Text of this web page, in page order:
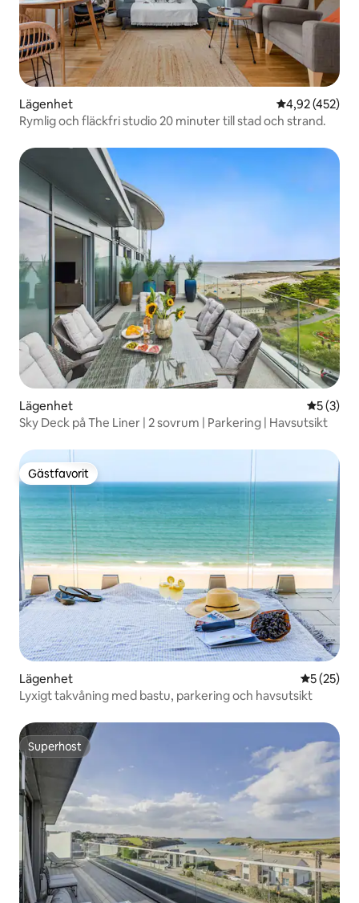
Lägenhet 4,92 av 5 i
4,92 (452)
Rymlig och fläckfri studio 20 minuter till stad och strand.
Lägenhet 5 av 5 i
5 (3)
Sky Deck på The Liner | 2 sovrum | Parkering | Havsutsikt
Gästfavorit
Gästfavorit
Lägenhet 5 av 5 i
5 (25)
Lyxigt takvåning med bastu, parkering och havsutsikt
Superhost
Superhost